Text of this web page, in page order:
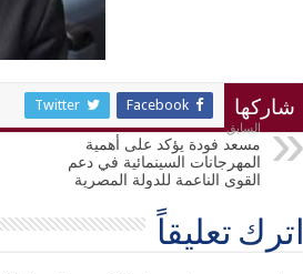
شاركها Facebook
Twitter
السابق
مسعد فودة يؤكد على أهمية
المهرجانات السينمائية في دعم
القوى الناعمة للدولة المصرية
اترك تعليقاً